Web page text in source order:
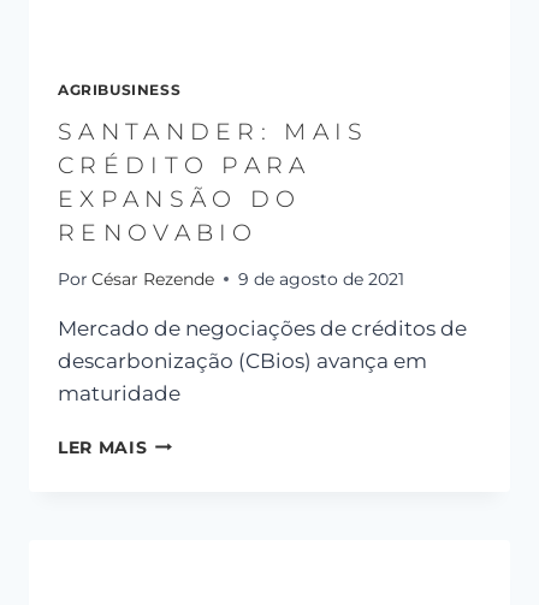
AGRIBUSINESS
SANTANDER: MAIS
CRÉDITO PARA
EXPANSÃO DO
RENOVABIO
Por César Rezende 9 de agosto de 2021
Mercado de negociações de créditos de
descarbonização (CBios) avança em
maturidade
LER MAIS